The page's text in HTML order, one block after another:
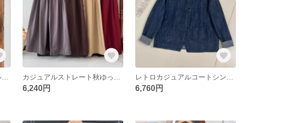
文芸亜麻灯籠長袖カジュアルシャツ秋ゆったり上着
6,240円 6,760円